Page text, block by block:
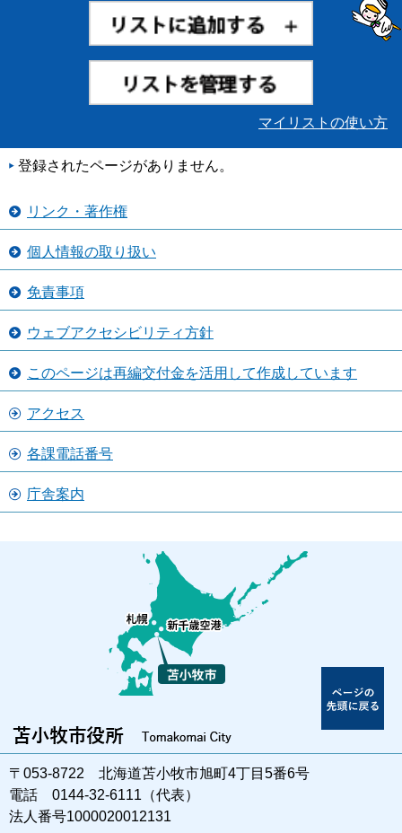
マイリストの使い方
登録されたページがありません。
リンク・著作権
個人情報の取り扱い
免責事項
ウェブアクセシビリティ方針
このページは再編交付金を活用して作成しています
アクセス
各課電話番号
庁舎案内
〒053-8722 北海道苫小牧市旭町4丁目5番6号
電話 0144-32-6111（代表）
法人番号1000020012131